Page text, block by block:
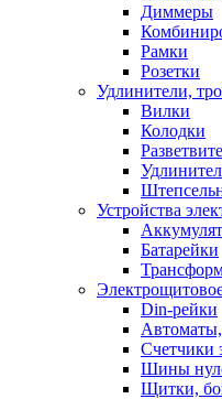
Диммеры
Рамки
Розетки
Удлинители,
Вилки
Колодки
Устройства
Батарейки
Din-рейки
Счетчики
Шины
Щитки,